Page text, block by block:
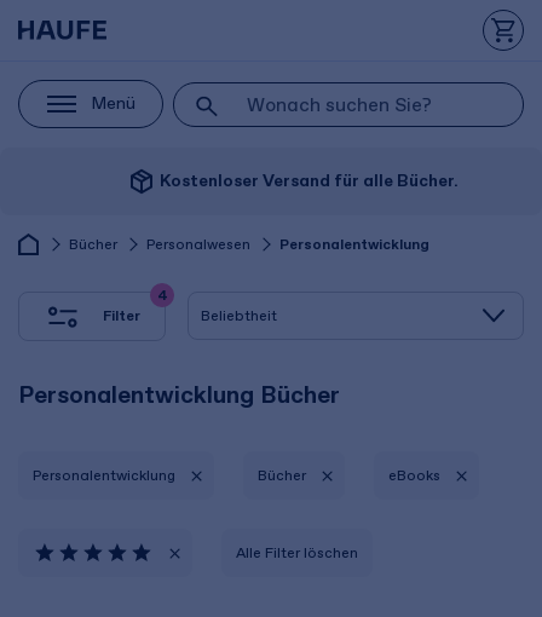
Menü
package_2 Kostenloser Versand für alle Bücher.
Bücher Personalwesen Personalentwicklung
Filter
4
Personalentwicklung Bücher
Personalentwicklung Bücher eBooks
Alle Filter löschen